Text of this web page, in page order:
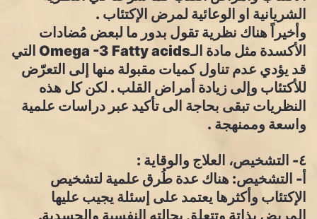
الشريانية او الوعائية لمرض الإكتئاب .
وأخيراً هناك نظرية تقول بدور ما لبعض مُضادات
الأكسدة مثل مادة الـOmega -3 Fatty acids التي
قد يؤدي عدم تناول كميات مقبولة منها إلى التعرّض
للأكتئاب وإلى زيادة أمراض القلب . لكن كل هذه
النظريات تبقى بحاجة الى تأكيد عبر دراسات علمية
واسعة وممنهجة .
٤- التشخيص، العلاج والوقاية :
أ- التشخيص: هناك عدة طُرق علمية لتشخيص
الإكتئاب وأكثرها يعتمد على إسئلة يجيب عليها
المريض بذاتة وتتعلق بحالته النفسية والجسدية.